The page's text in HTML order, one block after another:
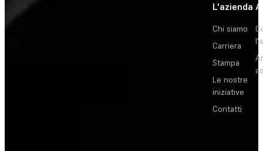
L'azienda
Chi siamo
Carriera
Stampa
Le nostre
iniziative
Contatti